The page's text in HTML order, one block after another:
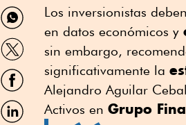
Compartir
por
WhatsApp
Compartir
por
Twitter
Compartir
por
Facebook
Compartir
por
Los inversionistas
en datos económicos y
sin embargo,
significativamente la
Alejandro Aguilar
Activos en Grupo